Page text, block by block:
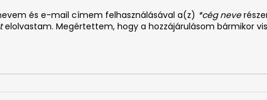
és e-mail címem felhasználásával a(z) *cég neve
elolvastam. Megértettem, hogy a hozzájárulásom bármikor